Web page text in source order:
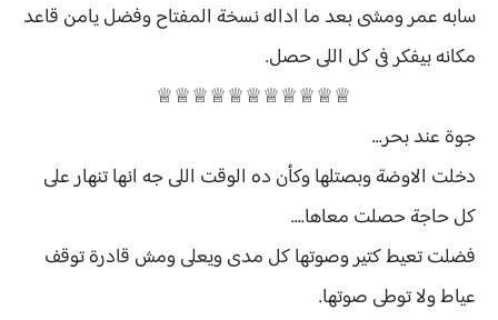
سابه عمر ومشى بعد ما اداله نسخة المفتاح وفضل يامن قاعد
مكانه بيفكر فى كل اللى حصل.
♕♕♕♕♕♕♕♕♕♕♕
جوة عند بحر...
دخلت الاوضة وبصتلها وكأن ده الوقت اللى جه انها تنهار على
كل حاجة حصلت معاها....
فضلت تعيط كتير وصوتها كل مدى ويعلى ومش قادرة توقف
عياط ولا توطى صوتها.